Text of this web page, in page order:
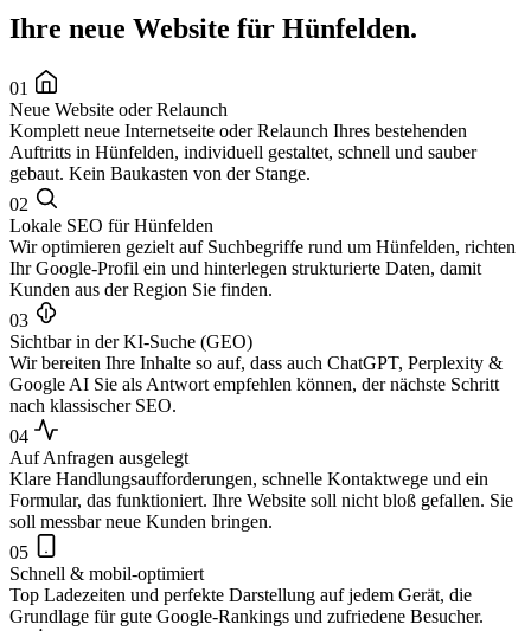
Ihre neue Website für Hünfelden.
01
Neue Website oder Relaunch
Komplett neue Internetseite oder Relaunch Ihres bestehenden
Auftritts in Hünfelden, individuell gestaltet, schnell und sauber
gebaut. Kein Baukasten von der Stange.
02
Lokale SEO für Hünfelden
Wir optimieren gezielt auf Suchbegriffe rund um Hünfelden, richten
Ihr Google-Profil ein und hinterlegen strukturierte Daten, damit
Kunden aus der Region Sie finden.
03
Sichtbar in der KI-Suche (GEO)
Wir bereiten Ihre Inhalte so auf, dass auch ChatGPT, Perplexity &
Google AI Sie als Antwort empfehlen können, der nächste Schritt
nach klassischer SEO.
04
Auf Anfragen ausgelegt
Klare Handlungsaufforderungen, schnelle Kontaktwege und ein
Formular, das funktioniert. Ihre Website soll nicht bloß gefallen. Sie
soll messbar neue Kunden bringen.
05
Schnell & mobil-optimiert
Top Ladezeiten und perfekte Darstellung auf jedem Gerät, die
Grundlage für gute Google-Rankings und zufriedene Besucher.